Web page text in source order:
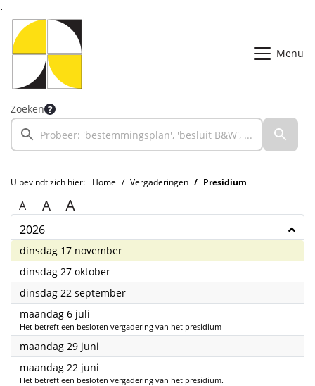
Menu
Zoeken
U bevindt zich hier: Home Vergaderingen Presidium
A A A
2026
dinsdag 17 november2026
dinsdag 27 oktober2026
dinsdag 22 september2026
maandag 6 juli
Het betreft een besloten vergadering van het presidium
maandag 29 juni
maandag 22 juni
Het betreft een besloten vergadering van het presidium.